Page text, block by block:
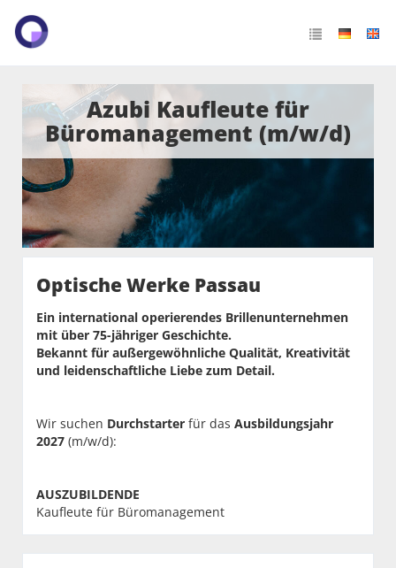
Azubi Kaufleute für
Büromanagement (m/w/d)
Optische Werke Passau
Ein international operierendes Brillenunternehmen
mit über 75-jähriger Geschichte.
Bekannt für außergewöhnliche Qualität, Kreativität
und leidenschaftliche Liebe zum Detail.
Wir suchen Durchstarter für das Ausbildungsjahr
2027 (m/w/d):
AUSZUBILDENDE
Kaufleute für Büromanagement